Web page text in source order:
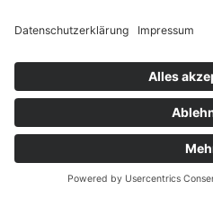
solide Grundlage, um
Bremsverhalten, Balance,
Reaktionsfähigkeit Schritt für
zu verbessern. Entscheidend
regelmäßig zu üben, Fehler
zu korrigieren und in einer
Umgebung zu trainieren.
Ergänzend dazu erhöhen
Checks am Motorrad, passende